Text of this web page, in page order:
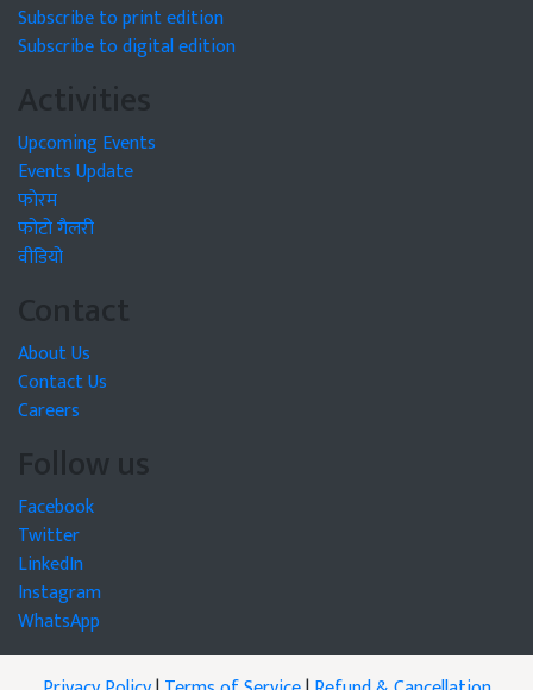
Subscribe to print edition
Subscribe to digital edition
Activities
Upcoming Events
Events Update
फोरम
फोटो गैलरी
वीडियो
Contact
About Us
Contact Us
Careers
Follow us
Facebook
Twitter
LinkedIn
Instagram
WhatsApp